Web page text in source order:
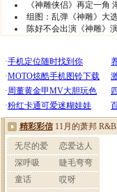
《神雕侠侣》再定一角
组图：乱弹《神雕》大
陈好不会出演《神雕》